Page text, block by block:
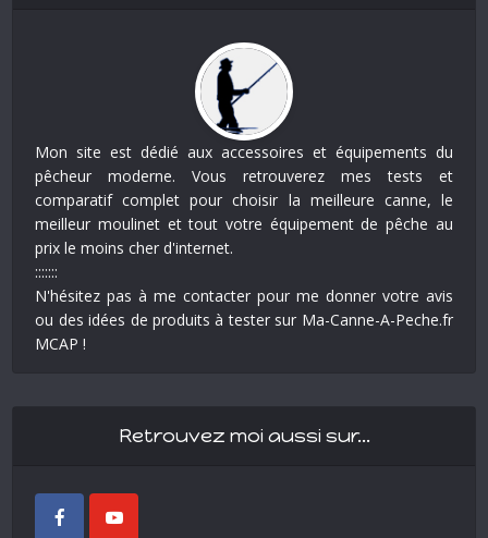
Mon site est dédié aux accessoires et équipements du
pêcheur moderne. Vous retrouverez mes tests et
comparatif complet pour choisir la meilleure canne, le
meilleur moulinet et tout votre équipement de pêche au
prix le moins cher d'internet.
:::::::
N'hésitez pas à me contacter pour me donner votre avis
ou des idées de produits à tester sur Ma-Canne-A-Peche.fr
MCAP !
Retrouvez moi aussi sur…